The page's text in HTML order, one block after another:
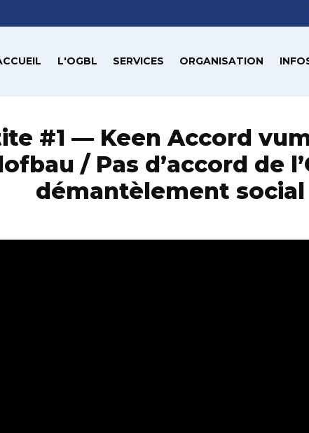
L'OGBL SERVICES ORGANISATION
#1 — Keen Accord
/ Pas d’accord de
démantèlement social